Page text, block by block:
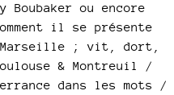
Boubaker ou encore
il se présente
Marseille ; vit, dort,
& Montreuil /
dans les mots /